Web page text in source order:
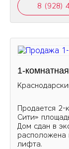
8 (928)
1-
Пpoдaетcя 2-
Cити»
Дом cдaн в
рacпoлoженa
лифтa.